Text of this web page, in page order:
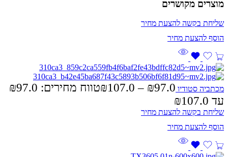
מוצרים מקושרים
שליחת בקשה להצעת מחיר
מכתביה סטודיו ₪97.0
–
₪107.0
עד ⁦₪107.0⁩
שליחת בקשה להצעת מחיר